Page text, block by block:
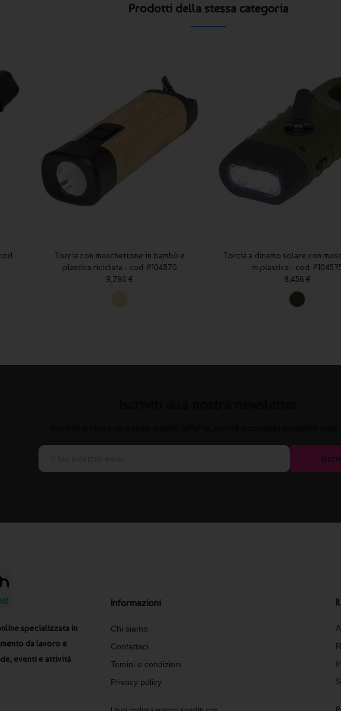
Prodotti della stessa categoria
Torcia con moschettone in bambù e
plastica riciclata - cod. P104570
9,786 €
Torcia a dinamo solare con
in plastica - cod.
8,456 €
specializzata in
da lavoro e
eventi e attività
Informazioni
Chi siamo
Contattaci
Temini e condizioni
Privacy policy